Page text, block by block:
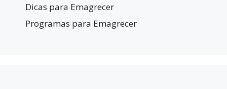
Dicas para Emagrecer
Programas para Emagrecer